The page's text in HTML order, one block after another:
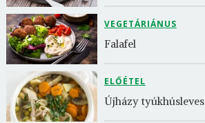
VEGETÁRIÁNUS
Falafel
ELŐÉTEL
Újházy tyúkhúsleves